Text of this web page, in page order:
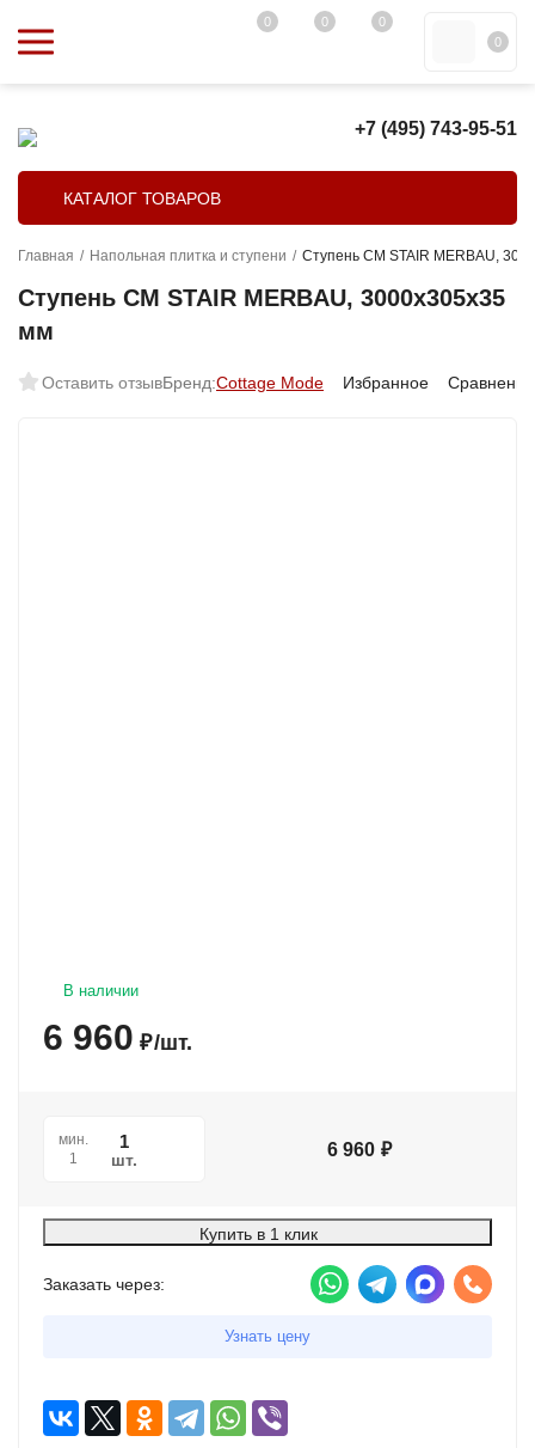
0 0
0
0
+7 (495) 743-95-51
КАТАЛОГ ТОВАРОВ
Главная / Напольная плитка и ступени / Ступень CM STAIR MERBAU,
Ступень CM STAIR MERBAU, 3000х305х35
мм
Оставить отзывБренд:Cottage Mode Избранное Сравнение
В наличии
6 960 ₽/шт.
мин.
1
шт. 6 960 ₽
Купить в 1 клик
Заказать через:
Узнать цену